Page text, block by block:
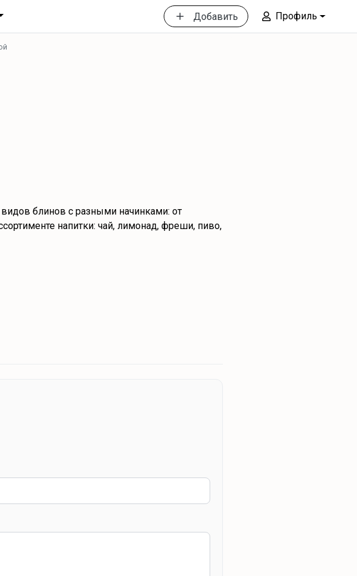
Добавить Профиль
блинов с разными начинками: от
напитки: чай, лимонад, фреши, пиво,